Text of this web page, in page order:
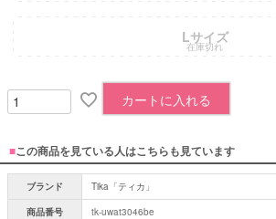
Lサイズ
在庫切れ
カートに入れる
■この商品を見ている人はこちらも見ています
ブランド
Tika「ティカ」
商品番号
tk-uwat3046be